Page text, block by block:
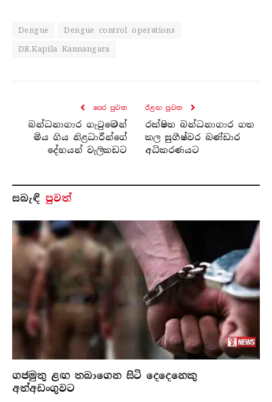
Dengue
Dengue control operations
DR.Kapila Kannangara
පෙර පුව​ත
බන්ධනාගාර ගැටුමෙන්
මිය ගිය නිළධාරීන්ගේ
දේහයන් වැලිකඩට
ඊළඟ පුව​ත
රක්ෂිත බන්ධනාගාර ගත
කල සුගීෂ්වර බණ්ඩාර
අධිකරණයට
සබැ​ඳි පුවත්
ගජමුතු ළඟ තබාගෙන සිටි දෙදෙනෙකු
අත්අඩංගුවට